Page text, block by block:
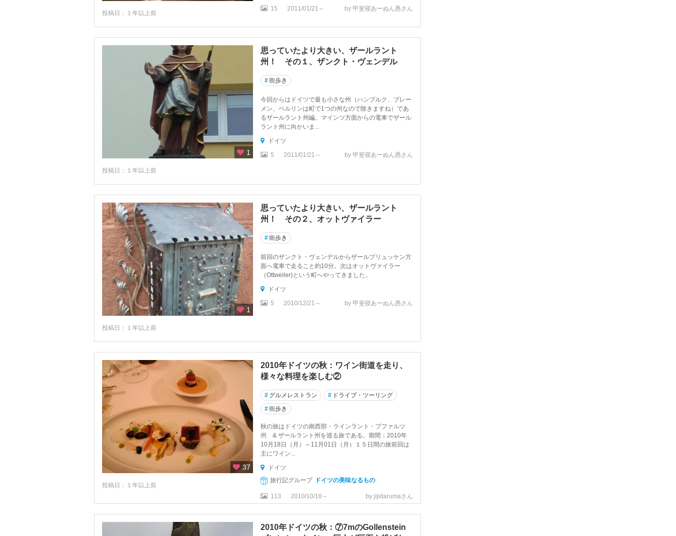
ジーゲン
ダルムシュタット
テュービンゲン
テーガンゼー
ディンケルスビュール
デッサウ
トリアー
トロイヒトリンゲン
ドナウエッシンゲン
ドルトムント
ナウムブルク
ニーダーザクセン州
ノルトライン・ヴェストファーレン州
ハイルブロン
ハノーバー
ハレ
ハンブルク
ハンブルク州
ハン・ミュンデン
ハーナウ
投稿日：１年以上前
15
2011/01/21～ by 甲斐寝あーぬん愚さん
1
投稿日：１年以上前
思っていたより大きい、ザールラント
州！ その１、ザンクト・ヴェンデル
#街歩き
今回からはドイツで最も小さな州（ハンブルク、ブレー
メン、ベルリンは町で1つの州なので除きますね）であ
るザールラント州編。マインツ方面からの電車でザール
ラント州に向かいま...
ドイツ
5
2011/01/21～ by 甲斐寝あーぬん愚さん
1
投稿日：１年以上前
思っていたより大きい、ザールラント
州！ その２、オットヴァイラー
#街歩き
前回のザンクト・ヴェンデルからザールブリュッケン方
面へ電車で走ること約10分。次はオットヴァイラー
（Ottweiler)という町へやってきました。
ドイツ
5
2010/12/21～ by 甲斐寝あーぬん愚さん
37
投稿日：１年以上前
2010年ドイツの秋：ワイン街道を走り、
様々な料理を楽しむ②
# グルメレストラン # ドライブ・ツーリング
#街歩き
秋の旅はドイツの南西部・ラインラント・プファルツ
州 & ザールラント州を巡る旅である。期間：2010年
10月18日（月）～11月01日（月）１５日間の旅前回は
主にワイン...
ドイツ
旅行記グループ
ドイツの美味なるもの
113 2010/10/18～ by jijidarumaさん
2010年ドイツの秋：⑦7mのGollenstein